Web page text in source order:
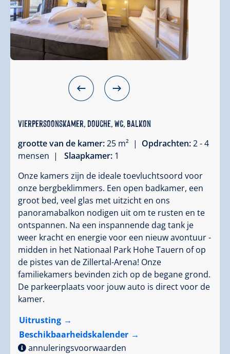
Vierpersoonskamer, douche, WC, balkon
grootte van de kamer:25 m² | Opdrachten:2 - 4
mensen |
Slaapkamer: 1
Onze kamers zijn de ideale toevluchtsoord voor
onze bergbeklimmers. Een open badkamer, een
groot bed, veel glas met uitzicht en ons
panoramabalkon nodigen uit om te rusten en te
ontspannen. Na een inspannende dag tank je
weer kracht en energie voor een nieuw avontuur -
midden in het Nationaal Park Hohe Tauern of op
de pistes van de Zillertal-Arena! Onze
familiekamers bevinden zich op de begane grond.
De parkeerplaats voor jouw auto is direct voor de
kamer.
Uitrusting
Beschikbaarheidskalender
annuleringsvoorwaarden